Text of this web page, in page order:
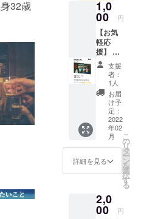
32歳
1,0
00 円
【お気
軽応
援】 お
礼の手
紙＆塩
フリー
ペー
パー
支援
者：
1人
お届
け予
定：
2022
年02
月
詳細を見る
こ
の
リ
タ
ー
ン
を
選
択
す
る
2,0
00 円